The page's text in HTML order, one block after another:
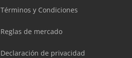
Términos y Condiciones
Reglas de mercado
Declaración de privacidad